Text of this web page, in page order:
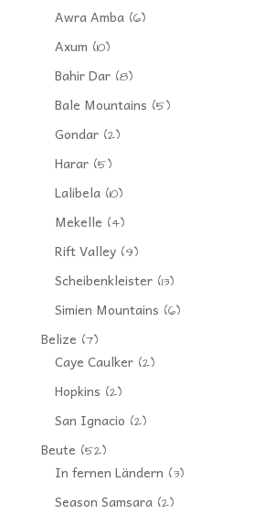
Awra Amba(6)
Axum (10)
Bahir Dar(8)
Bale Mountains (5)
Gondar(2)
Harar(5)
Lalibela(10)
Mekelle (4)
Rift Valley(9)
Scheibenkleister(13)
Simien Mountains (6)
Belize (7)
Caye Caulker(2)
Hopkins (2)
San Ignacio (2)
Beute (52)
In fernen Ländern (3)
Season Samsara(2)